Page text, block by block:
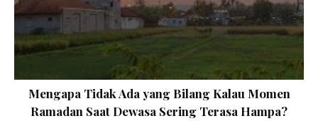
Mengapa Tidak Ada yang Bilang Kalau Momen
Ramadan Saat Dewasa Sering Terasa Hampa?